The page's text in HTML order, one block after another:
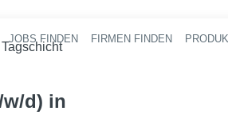
JOBS FINDEN FIRMEN FINDEN
w/d) in